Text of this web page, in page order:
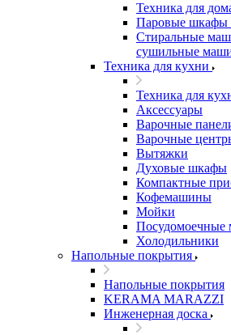
Техника для
Паровые шкафы
Стиральные
сушильные
Техника для кухни
Техника для
Аксессуары
Варочные
Варочные
Вытяжки
Духовые шкафы
Компактные
Кофемашины
Мойки
Холодильники
Напольные покрытия
Напольные покрытия
KERAMA MARAZZI
Инженерная доска